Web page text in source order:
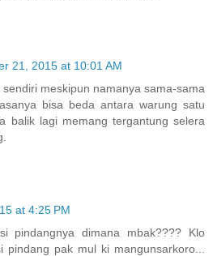
21, 2015 at 10:01 AM
meskipun namanya sama-sama
bisa beda antara warung satu
balik lagi memang tergantung selera
at 4:25 PM
pindangnya dimana mbak???? Klo
pindang pak mul ki mangunsarkoro...